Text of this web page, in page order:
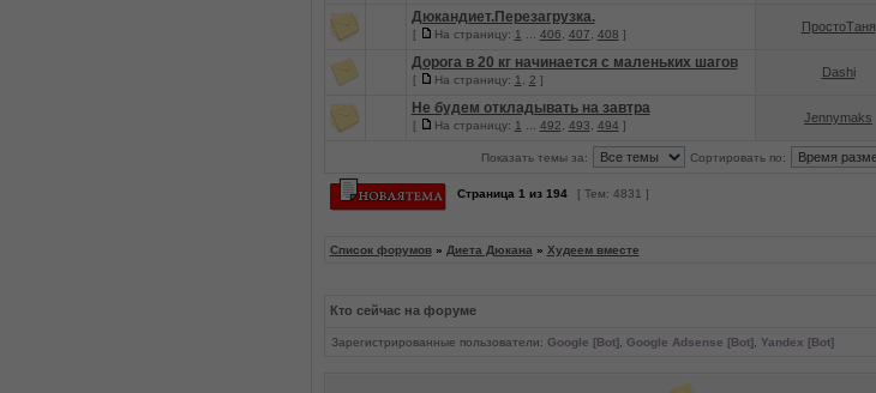
Дюкандиет.Перезагрузка.
[ На страницу: 1 406 407 408 ]
ПростоТаня
Дорога в 20 кг начинается с маленьких шагов
[ На страницу: 1 2 ]
Dashi
Не будем откладывать на завтра
[ На страницу: 1 492 493 494 ]
Jennymaks
Показать темы за: Сортировать по:
Страница 1 из 194 [ Тем: 4831 ]
Список форумов» Диета Дюкана » Худеем вместе
Кто сейчас на форуме
Зарегистрированные пользователи: Google [Bot], Google Adsense [Bot], Yandex [Bot]